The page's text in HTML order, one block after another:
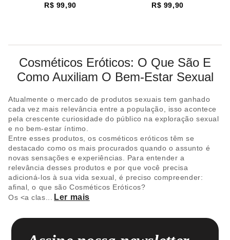
R$ 99,90
R$ 99,90
Cosméticos Eróticos: O Que São E
Como Auxiliam O Bem-Estar Sexual
Atualmente o mercado de produtos sexuais tem ganhado
cada vez mais relevância entre a população, isso acontece
pela crescente curiosidade do público na exploração sexual
e no bem-estar íntimo.
Entre esses produtos, os cosméticos eróticos têm se
destacado como os mais procurados quando o assunto é
novas sensações e experiências. Para entender a
relevância desses produtos e por que você precisa
adicioná-los à sua vida sexual, é preciso compreender:
afinal, o que são Cosméticos Eróticos?
Os <a clas
Ler mais